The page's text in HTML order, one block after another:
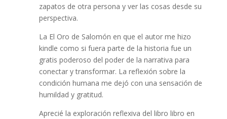
zapatos de otra persona y ver las cosas desde su
perspectiva.
La El Oro de Salomón en que el autor me hizo
kindle como si fuera parte de la historia fue un
gratis poderoso del poder de la narrativa para
conectar y transformar. La reflexión sobre la
condición humana me dejó con una sensación de
humildad y gratitud.
Aprecié la exploración reflexiva del libro libro en